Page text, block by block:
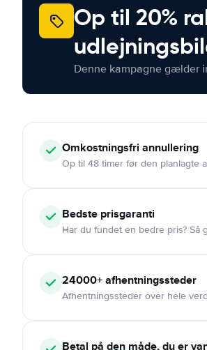
Op til 20%
Denne kampagne gælder
Omkostningsfri annullering
Op til 48 timer før den planlagte
Bedste prisgaranti
Har du fundet en bedre pris? Så
24000+afhentningssteder
Afhentningssteder over hele
Betal på den måde, du er